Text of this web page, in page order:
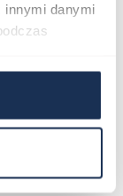
innymi danymi